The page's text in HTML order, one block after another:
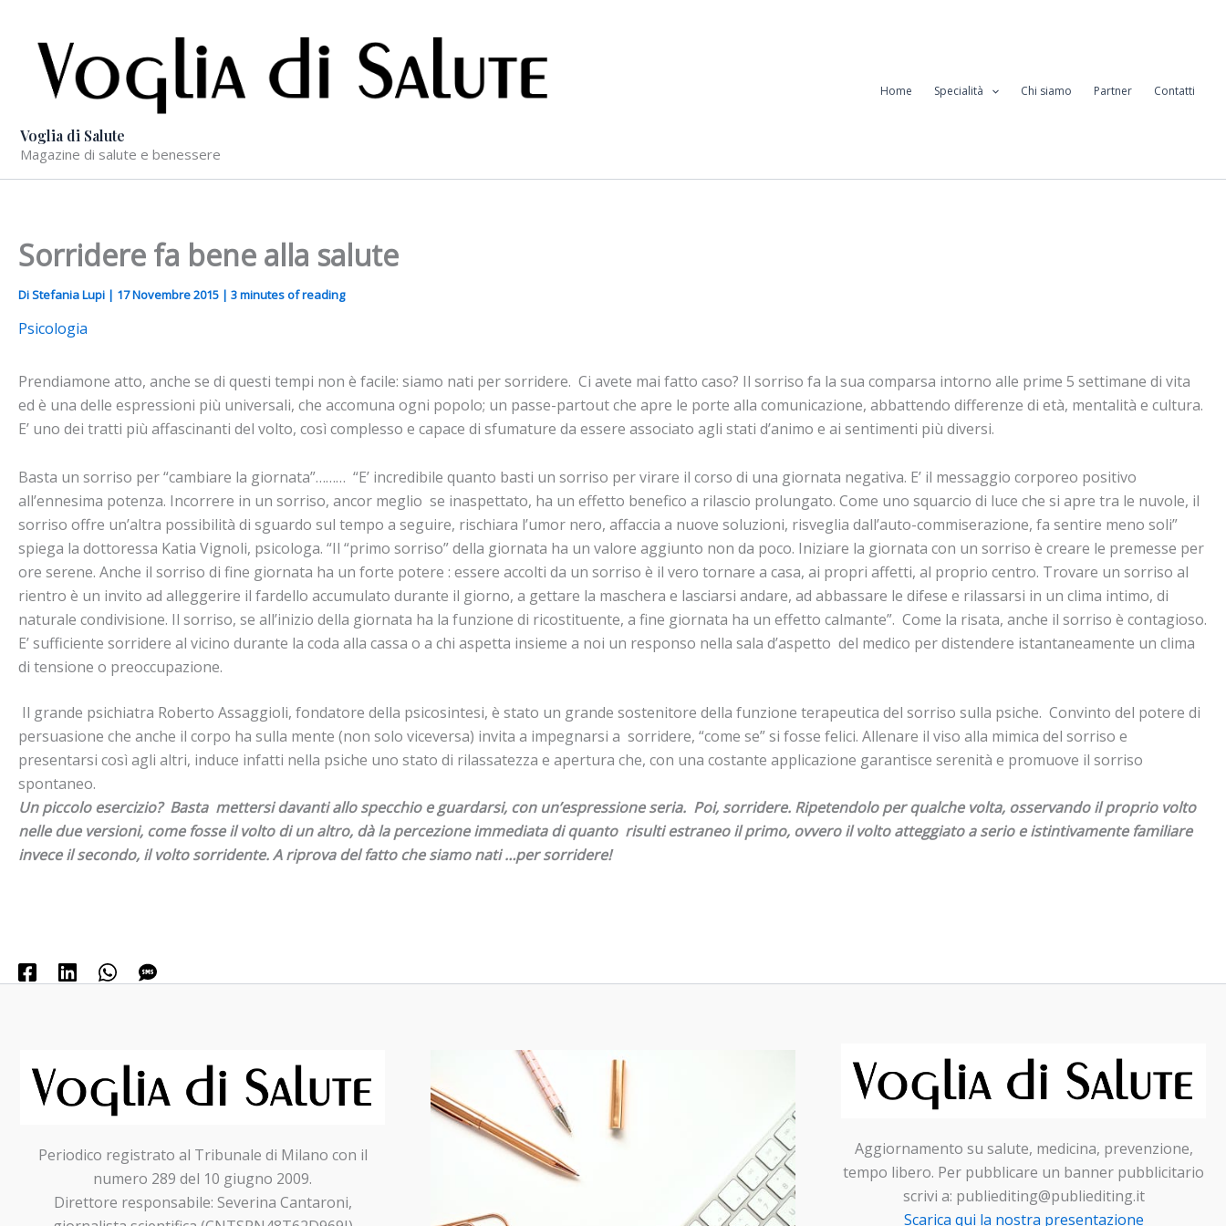
contenuto
Voglia di Salute
Magazine di salute e benessere
Home Specialità Chi siamo Partner Contatti
Sorridere fa bene alla salute
DiStefania Lupi | 17 Novembre 2015 | 3 minutes of reading
Psicologia
Prendiamone atto, anche se di questi tempi non è facile: siamo nati per sorridere. Ci avete mai fatto caso? Il sorriso fa la sua comparsa intorno alle prime 5 settimane di vita
ed è una delle espressioni più universali, che accomuna ogni popolo; un passe-partout che apre le porte alla comunicazione, abbattendo differenze di età, mentalità e cultura.
E’ uno dei tratti più affascinanti del volto, così complesso e capace di sfumature da essere associato agli stati d’animo e ai sentimenti più diversi.
Basta un sorriso per “cambiare la giornata”……… “E’ incredibile quanto basti un sorriso per virare il corso di una giornata negativa. E’ il messaggio corporeo positivo
all’ennesima potenza. Incorrere in un sorriso, ancor meglio se inaspettato, ha un effetto benefico a rilascio prolungato. Come uno squarcio di luce che si apre tra le nuvole, il
sorriso offre un’altra possibilità di sguardo sul tempo a seguire, rischiara l’umor nero, affaccia a nuove soluzioni, risveglia dall’auto-commiserazione, fa sentire meno soli”
spiega la dottoressa Katia Vignoli, psicologa. “Il “primo sorriso” della giornata ha un valore aggiunto non da poco. Iniziare la giornata con un sorriso è creare le premesse per
ore serene. Anche il sorriso di fine giornata ha un forte potere : essere accolti da un sorriso è il vero tornare a casa, ai propri affetti, al proprio centro. Trovare un sorriso al
rientro è un invito ad alleggerire il fardello accumulato durante il giorno, a gettare la maschera e lasciarsi andare, ad abbassare le difese e rilassarsi in un clima intimo, di
naturale condivisione. Il sorriso, se all’inizio della giornata ha la funzione di ricostituente, a fine giornata ha un effetto calmante”. Come la risata, anche il sorriso è contagioso.
E’ sufficiente sorridere al vicino durante la coda alla cassa o a chi aspetta insieme a noi un responso nella sala d’aspetto del medico per distendere istantaneamente un clima
di tensione o preoccupazione.
Il grande psichiatra Roberto Assaggioli, fondatore della psicosintesi, è stato un grande sostenitore della funzione terapeutica del sorriso sulla psiche. Convinto del potere di
persuasione che anche il corpo ha sulla mente (non solo viceversa) invita a impegnarsi a sorridere, “come se” si fosse felici. Allenare il viso alla mimica del sorriso e
presentarsi così agli altri, induce infatti nella psiche uno stato di rilassatezza e apertura che, con una costante applicazione garantisce serenità e promuove il sorriso
spontaneo.
Un piccolo esercizio? Basta mettersi davanti allo specchio e guardarsi, con un’espressione seria. Poi, sorridere. Ripetendolo per qualche volta, osservando il proprio volto
nelle due versioni, come fosse il volto di un altro, dà la percezione immediata di quanto risultiestraneo il primo, ovvero il volto atteggiato a serio e istintivamente familiare
invece ilsecondo, il volto sorridente. A riprova del fatto che siamo nati …per sorridere!
Periodico registrato al Tribunale di Milano con il
numero 289 del 10 giugno 2009.
Direttore responsabile: Severina Cantaroni,
Aggiornamento su salute, medicina, prevenzione,
tempo libero. Per pubblicare un banner pubblicitario
scrivi a: publiediting@publiediting.it
Scarica qui la nostra presentazione